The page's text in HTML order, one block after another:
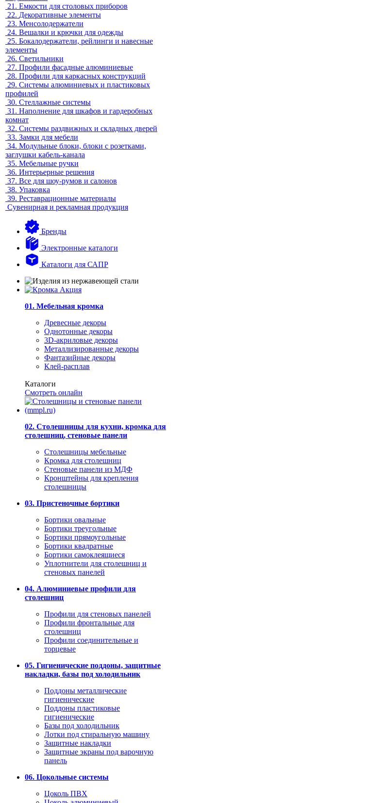
21. Емкости для столовых приборов
22. Декоративные элементы
23. Менсолодержатели
24. Вешалки и крючки для одежды
25. Бокалодержатели, рейлинги и навесные
элементы
26. Светильники
27. Профили фасадные алюминиевые
28. Профили для каркасных конструкций
29. Системы алюминиевых и пластиковых
профилей
30. Стеллажные системы
31. Наполнение для шкафов и гардеробных
комнат
32. Системы раздвижных и складных дверей
33. Замки для мебели
34. Модульные блоки, блоки с розетками,
заглушки кабель-канала
35. Мебельные ручки
36. Интерьерные решения
37. Все для шоу-румов и салонов
38. Упаковка
39. Реставрационные материалы
Сувенирная и рекламная продукция
Бренды
Электронные каталоги
Каталоги для САПР
01. Мебельная кромка
Древесные декоры
Однотонные декоры
3D-акриловые декоры
Металлизированные декоры
Фантазийные декоры
Клей-расплав
Каталоги
Смотреть онлайн
02. Столешницы для кухни, кромка для
столешниц, стеновые панели
Столешницы мебельные
Кромка для столешниц
Стеновые панели из МДФ
Кронштейны для крепления
столешницы
03. Пристеночные бортики
Бортики овальные
Бортики треугольные
Бортики прямоугольные
Бортики квадратные
Бортики самоклеящиеся
Уплотнители для столешниц и
стеновых панелей
04. Алюминиевые профили для
столешниц
Профили для стеновых панелей
Профили фронтальные для
столешниц
Профили соединительные и
торцевые
05. Гигиенические поддоны, защитные
накладки, базы под холодильник
Поддоны металлические
гигиенические
Поддоны пластиковые
гигиенические
Базы под холодильник
Лотки под стиральную машину
Защитные накладки
Защитные экраны под варочную
панель
06. Цокольные системы
Цоколь ПВХ